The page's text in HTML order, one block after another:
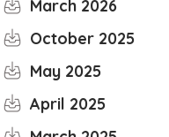
March 2026
October 2025
May 2025
April 2025